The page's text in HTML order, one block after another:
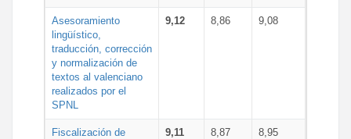
Asesoramiento
lingüístico,
traducción, corrección
y normalización de
textos al valenciano
realizados por el
SPNL
9,12 8,86 9,08
Fiscalización de
9,11 8,87 8,95